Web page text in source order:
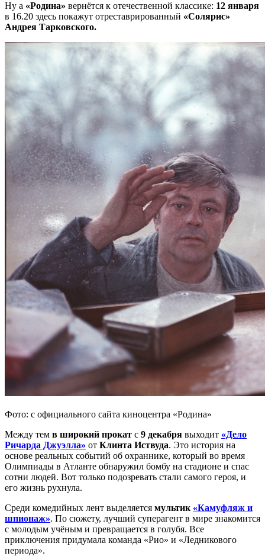
Ну а «Родина» вернётся к отечественной классике: 12 января
в 16.20 здесь покажут отреставрированный «Солярис»
Андрея Тарковского.
Фото: с официального сайта киноцентра «Родина»
Между тем в широкий прокат с 9 декабря выходит «Дело
Ричарда Джуэлла» от Клинта Иствуда. Это история на
основе реальных событий об охраннике, который во время
Олимпиады в Атланте обнаружил бомбу на стадионе и спас
сотни людей. Вот только подозревать стали самого героя, и
его жизнь рухнула.
Среди комедийных лент выделяется мультик «Камуфляж и
шпионаж». По сюжету, лучший суперагент в мире знакомится
с молодым учёным и превращается в голубя. Все
приключения придумала команда «Рио» и «Ледникового
периода».